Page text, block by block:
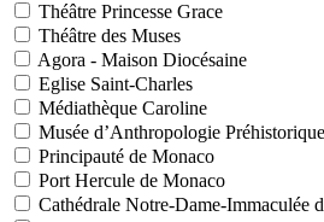
Théâtre Princesse Grace
Théâtre des Muses
Agora - Maison Diocésaine
Eglise Saint-Charles
Médiathèque Caroline
Musée d’Anthropologie Préhistorique
Principauté de Monaco
Port Hercule de Monaco
Cathédrale Notre-Dame-Immaculée